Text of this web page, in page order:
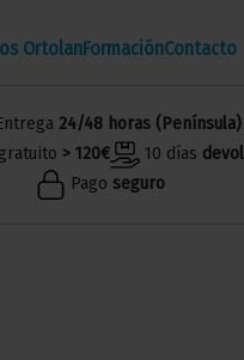
OrtolanFormaciónContacto
24/48 horas (Península)
> 120€ 10 días
Pago seguro